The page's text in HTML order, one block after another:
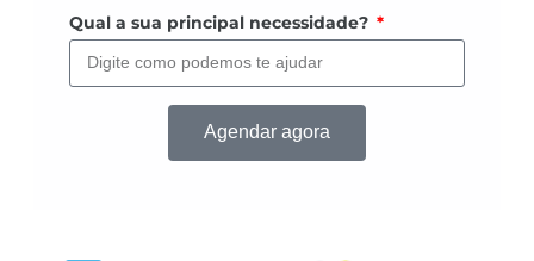
Qual a sua principal necessidade?
Agendar agora